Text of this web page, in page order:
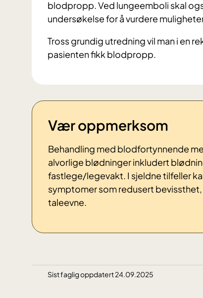
blodpropp. Ved lungeemboli skal
undersøkelse for å vurdere
Tross grundig utredning vil man i en
pasienten fikk blodpropp.
Vær oppmerksom
Behandling med blodfortynnende
alvorlige blødninger inkludert
fastlege/legevakt. I sjeldne tilfeller
symptomer som redusert
taleevne.
Sist faglig oppdatert 24.09.2025